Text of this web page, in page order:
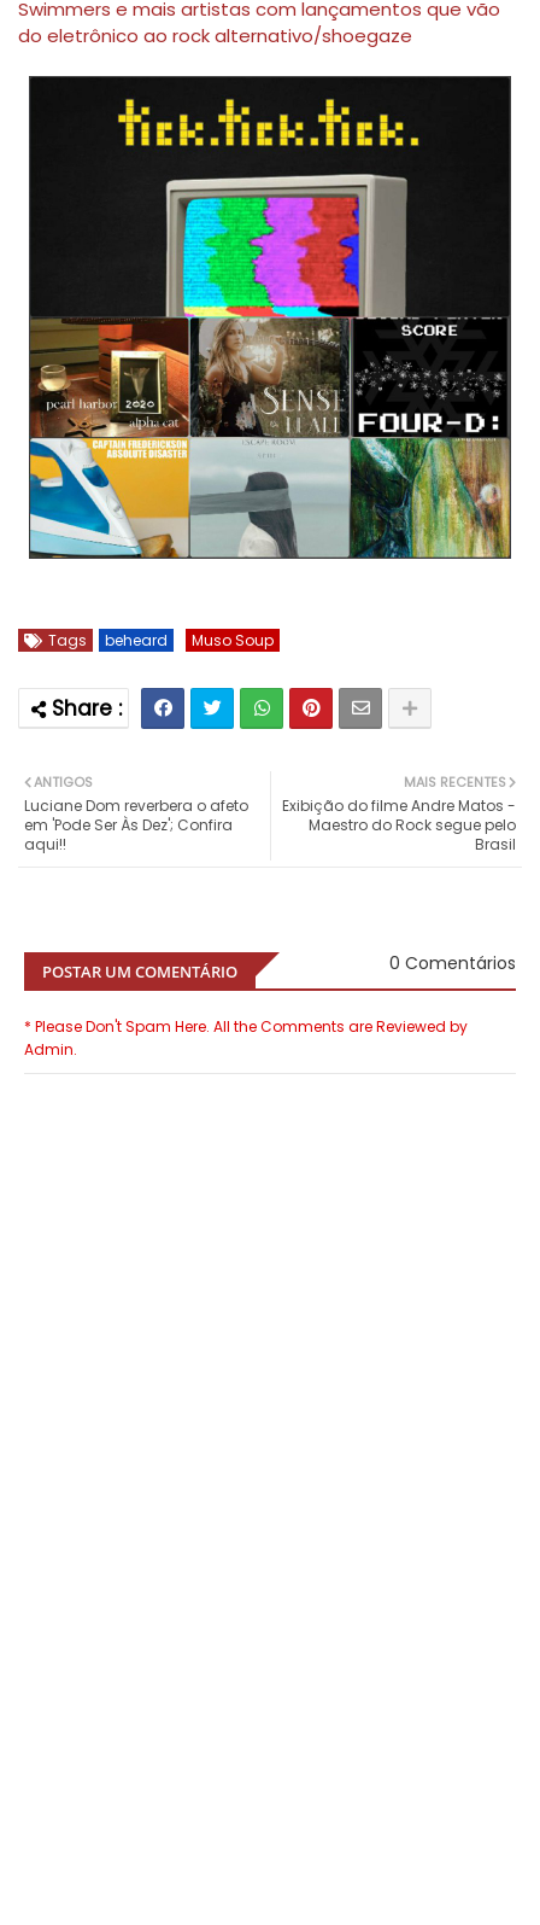
Swimmers e mais artistas com lançamentos que vão
do eletrônico ao rock alternativo/shoegaze
Tags beheard Muso Soup
MAIS RECENTES
Exibição do filme Andre Matos -
Maestro do Rock segue pelo
Brasil
ANTIGOS
Luciane Dom reverbera o afeto
em 'Pode Ser Às Dez'; Confira
aqui!!
POSTAR UM COMENTÁRIO 0 Comentários
* Please Don't Spam Here. All the Comments are Reviewed by
Admin.